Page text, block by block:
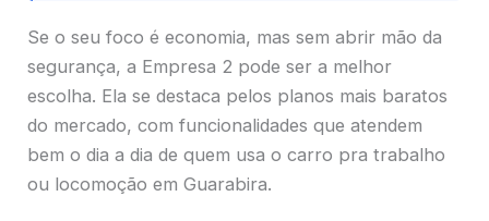
Se o seu foco é economia, mas sem abrir mão da
segurança, a Empresa 2 pode ser a melhor
escolha. Ela se destaca pelos planos mais baratos
do mercado, com funcionalidades que atendem
bem o dia a dia de quem usa o carro pra trabalho
ou locomoção em Guarabira.